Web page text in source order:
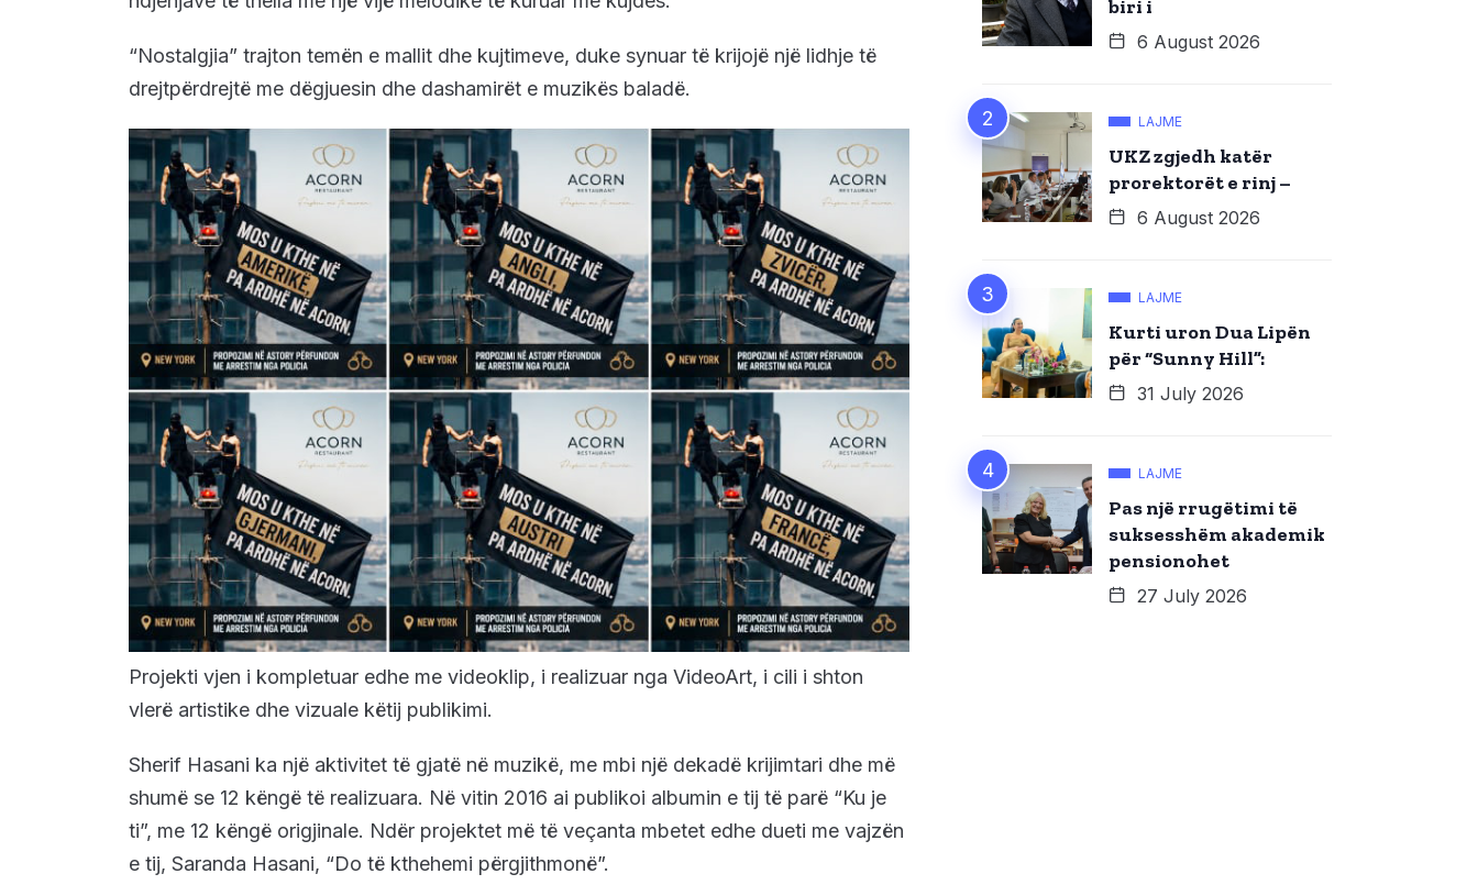
“Nostalgjia” trajton temën e mallit dhe kujtimeve, duke synuar të krijojë një lidhje të
drejtpërdrejtë me dëgjuesin dhe dashamirët e muzikës baladë.
Projekti vjen i kompletuar edhe me videoklip, i realizuar nga VideoArt, i cili i shton
vlerë artistike dhe vizuale këtij publikimi.
Sherif Hasani ka një aktivitet të gjatë në muzikë, me mbi një dekadë krijimtari dhe më
shumë se 12 këngë të realizuara. Në vitin 2016 ai publikoi albumin e tij të parë “Ku je
ti”, me 12 këngë origjinale. Ndër projektet më të veçanta mbetet edhe dueti me vajzën
e tij, Saranda Hasani, “Do të kthehemi përgjithmonë”.
biri i
6 August 2026
LAJME
UKZ zgjedh katër
prorektorët e rinj –
6 August 2026
LAJME
Kurti uron Dua Lipën
për “Sunny Hill”:
31 July 2026
LAJME
Pas një rrugëtimi të
suksesshëm akademik
pensionohet
27 July 2026